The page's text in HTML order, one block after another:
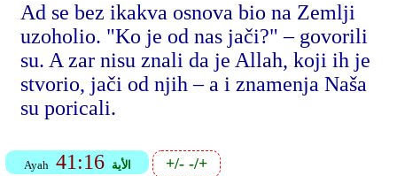
Ad se bez ikakva osnova bio na Zemlji
uzoholio. "Ko je od nas jači?" – govorili
su. A zar nisu znali da je Allah, koji ih je
stvorio, jači od njih – a i znamenja Naša
su poricali.
Ayah 41:16 الأية +/--/+